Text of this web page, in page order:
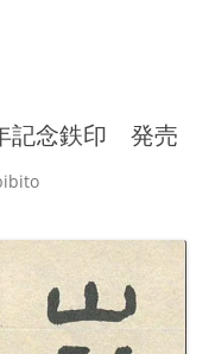
記念鉄印 発売